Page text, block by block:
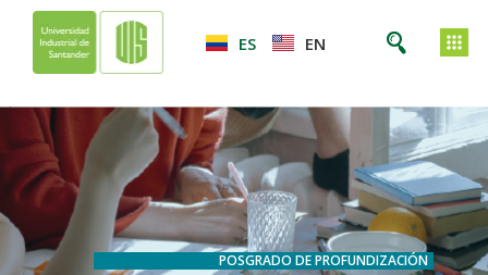
ES EN
POSGRADO DE PROFUNDIZACIÓN